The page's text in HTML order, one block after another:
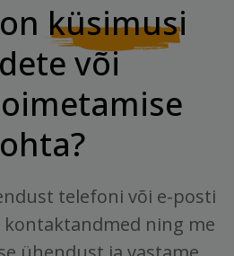
küsimusi
või
telefoni või e-posti
kontaktandmed ning me